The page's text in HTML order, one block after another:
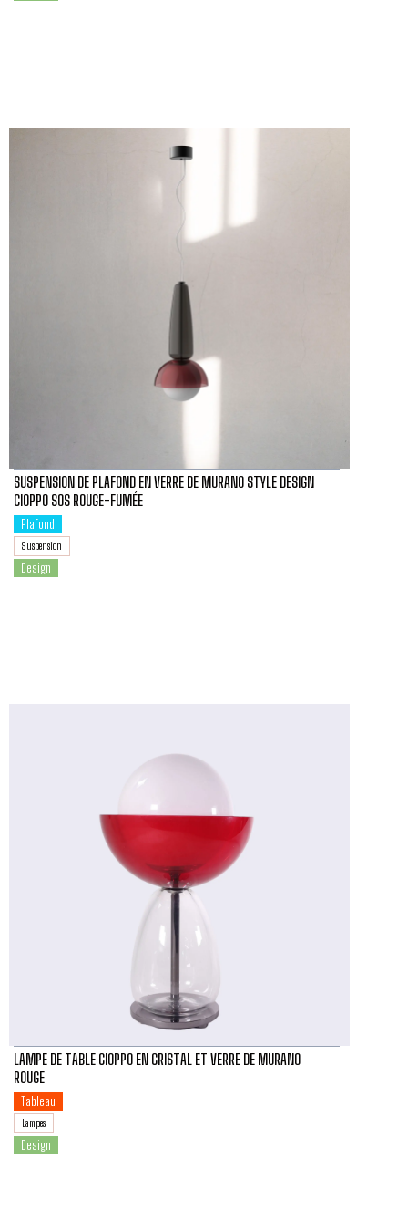
SUSPENSION DE PLAFOND EN VERRE DE MURANO STYLE DESIGN
CIOPPO SOS ROUGE-FUMÉE
Plafond
Suspension
Design
LAMPE DE TABLE CIOPPO EN CRISTAL ET VERRE DE MURANO
ROUGE
Tableau
Lampes
Design